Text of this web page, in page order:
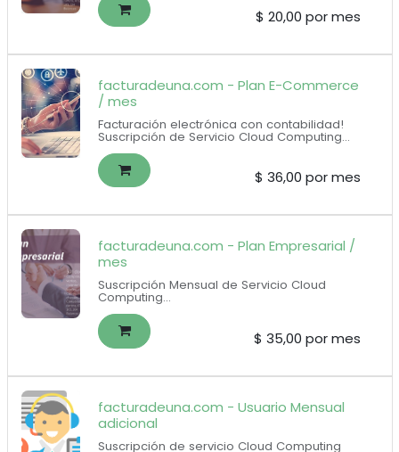
1 usuarios para el auxiliar contable + 1
usuario para el contador
$ 20,00 por mes
facturadeuna.com - Plan E-Commerce
/ mes
Facturación electrónica con contabilidad!
Suscripción de Servicio Cloud Computing
Incluye Plan Pymes + e-commerce + botón
de pagos
Incluye 250 documentos electrónicos por
mes, 2 usuarios, contabilidad, compras,
Botón de pagos: no incluye configuración,
$ 36,00 por mes
facturadeuna.com - Plan Empresarial /
mes
Suscripción Mensual de Servicio Cloud
Computing
500 documentos electrónicos incluidos
($0.07 por documento adicional)
1 usuarios para el auxiliar contable + 1
usuario para el contador
$ 35,00 por mes
facturadeuna.com - Usuario Mensual
adicional
Suscripción de servicio Cloud Computing